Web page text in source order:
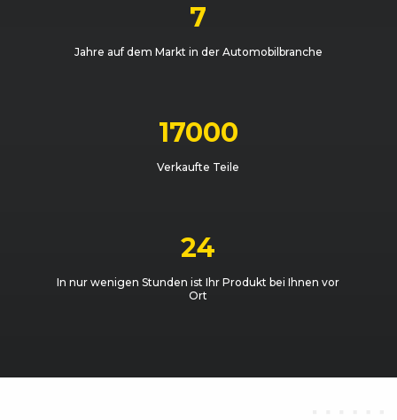
7
Jahre auf dem Markt in der Automobilbranche
17000
Verkaufte Teile
24
In nur wenigen Stunden ist Ihr Produkt bei Ihnen vor
Ort